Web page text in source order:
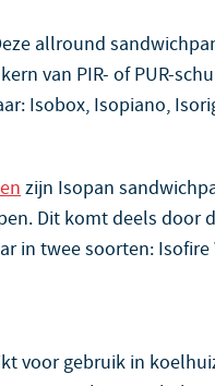
allround
van PIR- of PUR-
Isobox, Isopiano,
zijn Isopan
Dit komt deels door
in twee soorten: Isofire
voor gebruik in